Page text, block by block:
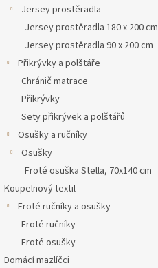
Jersey prostěradla
Jersey prostěradla 180 x 200 cm
Jersey prostěradla 90 x 200 cm
Přikrývky a polštáře
Chránič matrace
Přikrývky
Sety přikrývek a polštářů
Osušky a ručníky
Osušky
Froté osuška Stella, 70x140 cm
Koupelnový textil
Froté ručníky a osušky
Froté ručníky
Froté osušky
Domácí mazlíčci